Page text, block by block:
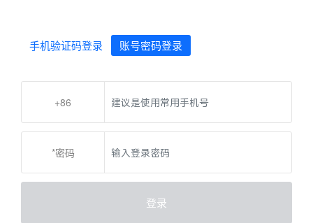
手机验证码登录 账号密码登录
+86
*密码
登录